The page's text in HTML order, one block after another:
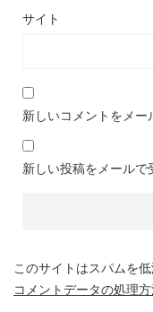
サイト
新しいコメントをメー
新しい投稿をメールで
このサイトはスパムを
コメントデータの処理